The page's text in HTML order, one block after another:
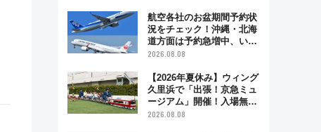
航空各社のお盆期間予約状
況をチェック！沖縄・北海
道方面は予約急増中、いま
から狙うべき日は？
2026.08.08
【2026年夏休み】ウィング
久里浜で「出張！京急ミュ
ージアム」開催！入場無料
でスタンプラリーや子ども
2026.08.08